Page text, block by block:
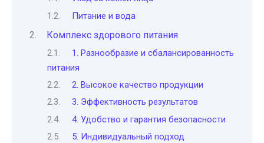
Питание и вода
Комплекс здорового питания
1. Разнообразие и сбалансированность
питания
2. Высокое качество продукции
3. Эффективность результатов
4. Удобство и гарантия безопасности
5. Индивидуальный подход